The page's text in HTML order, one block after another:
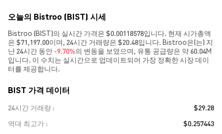
오늘의 Bistroo (BIST) 시세
Bistroo (BIST)의 실시간 가격은 $0.00118578입니다. 현재 시가총액
은 $71,197.00이며, 24시간 거래량은 $20.48입니다. Bistroo은(는) 지
난 24시간 동안 -9.70%의 변동을 보였으며, 유통 공급량은 약 60.04M
입니다. 이 수치는 실시간으로 업데이트되어 가장 정확한 시장 데이
터를 제공합니다.
BIST 가격 데이터
24시간 거래량
$29.28
역대 최고가
$0.257443